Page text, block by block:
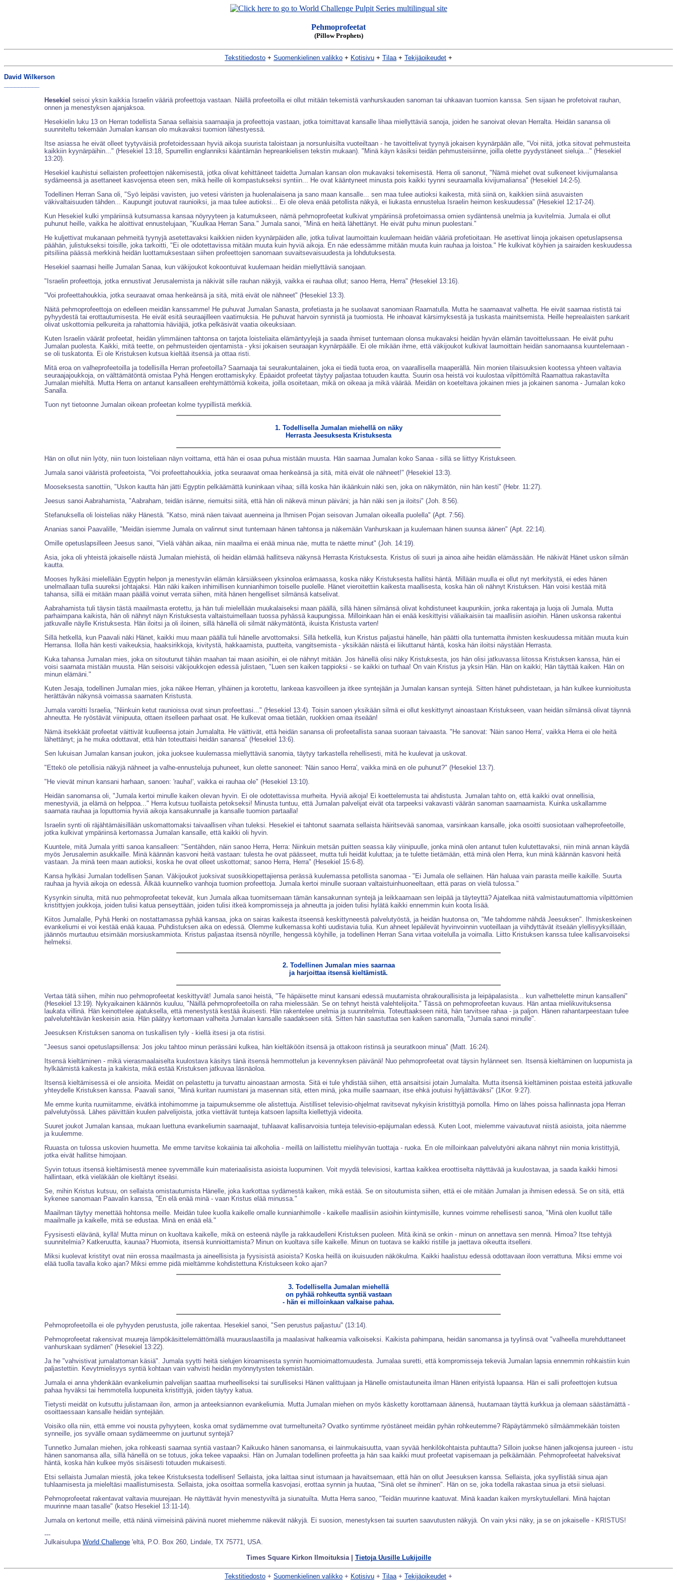
Pehmoprofeetat
(Pillow Prophets)
Tekstitiedosto + Suomenkielinen valikko + Kotisivu + Tilaa+ Tekijäoikeudet +
David Wilkerson
Hesekiel seisoi yksin kaikkia Israelin vääriä profeettoja vastaan. Näillä profeetoilla ei ollut mitään tekemistä vanhurskauden sanoman tai uhkaavan tuomion kanssa. Sen sijaan he profetoivat rauhan,
onnen ja menestyksen ajanjaksoa.
Hesekielin luku 13 on Herran todellista Sanaa sellaisia saarnaajia ja profeettoja vastaan, jotka toimittavat kansalle lihaa miellyttäviä sanoja, joiden he sanoivat olevan Herralta. Heidän sanansa oli
suunniteltu tekemään Jumalan kansan olo mukavaksi tuomion lähestyessä.
Itse asiassa he eivät olleet tyytyväisiä profetoidessaan hyviä aikoja suurista taloistaan ja norsunluisilta vuoteiltaan - he tavoittelivat tyynyä jokaisen kyynärpään alle, "Voi niitä, jotka sitovat pehmusteita
kaikkiin kyynärpäihin..." (Hesekiel 13:18, Spurrellin englanniksi kääntämän hepreankielisen tekstin mukaan). "Minä käyn käsiksi teidän pehmusteisiinne, joilla olette pyydystäneet sieluja..." (Hesekiel
13:20).
Hesekiel kauhistui sellaisten profeettojen näkemisestä, jotka olivat kehittäneet taidetta Jumalan kansan olon mukavaksi tekemisestä. Herra oli sanonut, "Nämä miehet ovat sulkeneet kivijumalansa
sydämeensä ja asettaneet kasvojensa eteen sen, mikä heille oli kompastukseksi syntiin... He ovat kääntyneet minusta pois kaikki tyynni seuraamalla kivijumaliansa" (Hesekiel 14:2-5).
Todellinen Herran Sana oli, "Syö leipäsi vavisten, juo vetesi väristen ja huolenalaisena ja sano maan kansalle... sen maa tulee autioksi kaikesta, mitä siinä on, kaikkien siinä asuvaisten
väkivaltaisuuden tähden... Kaupungit joutuvat raunioiksi, ja maa tulee autioksi... Ei ole oleva enää petollista näkyä, ei liukasta ennustelua Israelin heimon keskuudessa" (Hesekiel 12:17-24).
Kun Hesekiel kulki ympäriinsä kutsumassa kansaa nöyryyteen ja katumukseen, nämä pehmoprofeetat kulkivat ympäriinsä profetoimassa omien sydäntensä unelmia ja kuvitelmia. Jumala ei ollut
puhunut heille, vaikka he aloittivat ennustelujaan, "Kuulkaa Herran Sana." Jumala sanoi, "Minä en heitä lähettänyt. He eivät puhu minun puolestani."
He kuljettivat mukanaan pehmeitä tyynyjä asetettavaksi kaikkien niiden kyynärpäiden alle, jotka tulivat laumoittain kuulemaan heidän vääriä profetioitaan. He asettivat liinoja jokaisen opetuslapsensa
päähän, julistukseksi toisille, joka tarkoitti, "Ei ole odotettavissa mitään muuta kuin hyviä aikoja. En näe edessämme mitään muuta kuin rauhaa ja loistoa." He kulkivat köyhien ja sairaiden keskuudessa
pitsiliina päässä merkkinä heidän luottamuksestaan siihen profeettojen sanomaan suvaitsevaisuudesta ja lohdutuksesta.
Hesekiel saarnasi heille Jumalan Sanaa, kun väkijoukot kokoontuivat kuulemaan heidän miellyttäviä sanojaan.
"Israelin profeettoja, jotka ennustivat Jerusalemista ja näkivät sille rauhan näkyjä, vaikka ei rauhaa ollut; sanoo Herra, Herra" (Hesekiel 13:16).
"Voi profeettahoukkia, jotka seuraavat omaa henkeänsä ja sitä, mitä eivät ole nähneet" (Hesekiel 13:3).
Näitä pehmoprofeettoja on edelleen meidän kanssamme! He puhuvat Jumalan Sanasta, profetiasta ja he suolaavat sanomiaan Raamatulla. Mutta he saarnaavat valhetta. He eivät saarnaa rististä tai
pyhyydestä tai erottautumisesta. He eivät esitä seuraajilleen vaatimuksia. He puhuvat harvoin synnistä ja tuomiosta. He inhoavat kärsimyksestä ja tuskasta mainitsemista. Heille heprealaisten sankarit
olivat uskottomia pelkureita ja rahattomia häviäjiä, jotka pelkäsivät vaatia oikeuksiaan.
Kuten Israelin väärät profeetat, heidän ylimmäinen tahtonsa on tarjota loisteliaita elämäntyylejä ja saada ihmiset tuntemaan olonsa mukavaksi heidän hyvän elämän tavoittelussaan. He eivät puhu
Jumalan puolesta. Kaikki, mitä teette, on pehmusteiden ojentamista - yksi jokaisen seuraajan kyynärpäälle. Ei ole mikään ihme, että väkijoukot kulkivat laumoittain heidän sanomaansa kuuntelemaan -
se oli tuskatonta. Ei ole Kristuksen kutsua kieltää itsensä ja ottaa risti.
Mitä eroa on valheprofeetoilla ja todellisilla Herran profeetoilla? Saarnaaja tai seurakuntalainen, joka ei tiedä tuota eroa, on vaarallisella maaperällä. Niin monien tilaisuuksien kootessa yhteen valtavia
seuraajajoukkoja, on välttämätöntä omistaa Pyhä Hengen erottamiskyky. Epäaidot profeetat täytyy paljastaa totuuden kautta. Suurin osa heistä voi kuulostaa vilpittömiltä Raamattua rakastavilta
Jumalan miehiltä. Mutta Herra on antanut kansalleen erehtymättömiä kokeita, joilla osoitetaan, mikä on oikeaa ja mikä väärää. Meidän on koeteltava jokainen mies ja jokainen sanoma - Jumalan koko
Sanalla.
Tuon nyt tietoonne Jumalan oikean profeetan kolme tyypillistä merkkiä.
1. Todellisella Jumalan miehellä on näky
Herrasta Jeesuksesta Kristuksesta
Hän on ollut niin lyöty, niin tuon loisteliaan näyn voittama, että hän ei osaa puhua mistään muusta. Hän saarnaa Jumalan koko Sanaa - sillä se liittyy Kristukseen.
Jumala sanoi vääristä profeetoista, "Voi profeettahoukkia, jotka seuraavat omaa henkeänsä ja sitä, mitä eivät ole nähneet!" (Hesekiel 13:3).
Mooseksesta sanottiin, "Uskon kautta hän jätti Egyptin pelkäämättä kuninkaan vihaa; sillä koska hän ikäänkuin näki sen, joka on näkymätön, niin hän kesti" (Hebr. 11:27).
Jeesus sanoi Aabrahamista, "Aabraham, teidän isänne, riemuitsi siitä, että hän oli näkevä minun päiväni; ja hän näki sen ja iloitsi" (Joh. 8:56).
Stefanuksella oli loistelias näky Hänestä. "Katso, minä näen taivaat auenneina ja Ihmisen Pojan seisovan Jumalan oikealla puolella" (Apt. 7:56).
Ananias sanoi Paavalille, "Meidän isiemme Jumala on valinnut sinut tuntemaan hänen tahtonsa ja näkemään Vanhurskaan ja kuulemaan hänen suunsa äänen" (Apt. 22:14).
Omille opetuslapsilleen Jeesus sanoi, "Vielä vähän aikaa, niin maailma ei enää minua näe, mutta te näette minut" (Joh. 14:19).
Asia, joka oli yhteistä jokaiselle näistä Jumalan miehistä, oli heidän elämää hallitseva näkynsä Herrasta Kristuksesta. Kristus oli suuri ja ainoa aihe heidän elämässään. He näkivät Hänet uskon silmän
kautta.
Mooses hylkäsi mielellään Egyptin helpon ja menestyvän elämän kärsiäkseen yksinoloa erämaassa, koska näky Kristuksesta hallitsi häntä. Millään muulla ei ollut nyt merkitystä, ei edes hänen
unelmallaan tulla suureksi johtajaksi. Hän näki kaiken inhimillisen kunnianhimon toiselle puolelle. Hänet vieroitettiin kaikesta maallisesta, koska hän oli nähnyt Kristuksen. Hän voisi kestää mitä
tahansa, sillä ei mitään maan päällä voinut verrata siihen, mitä hänen hengelliset silmänsä katselivat.
Aabrahamista tuli täysin tästä maailmasta erotettu, ja hän tuli mielellään muukalaiseksi maan päällä, sillä hänen silmänsä olivat kohdistuneet kaupunkiin, jonka rakentaja ja luoja oli Jumala. Mutta
parhaimpana kaikista, hän oli nähnyt näyn Kristuksesta valtaistuimellaan tuossa pyhässä kaupungissa. Milloinkaan hän ei enää keskittyisi väliaikaisiin tai maallisiin asioihin. Hänen uskonsa rakentui
jatkuvalle näylle Kristuksesta. Hän iloitsi ja oli iloinen, sillä hänellä oli silmät näkymätöntä, ikuista Kristusta varten!
Sillä hetkellä, kun Paavali näki Hänet, kaikki muu maan päällä tuli hänelle arvottomaksi. Sillä hetkellä, kun Kristus paljastui hänelle, hän päätti olla tuntematta ihmisten keskuudessa mitään muuta kuin
Herransa. Ilolla hän kesti vaikeuksia, haaksirikkoja, kivitystä, hakkaamista, puutteita, vangitsemista - yksikään näistä ei liikuttanut häntä, koska hän iloitsi näystään Herrasta.
Kuka tahansa Jumalan mies, joka on sitoutunut tähän maahan tai maan asioihin, ei ole nähnyt mitään. Jos hänellä olisi näky Kristuksesta, jos hän olisi jatkuvassa liitossa Kristuksen kanssa, hän ei
voisi saarnata mistään muusta. Hän seisoisi väkijoukkojen edessä julistaen, "Luen sen kaiken tappioksi - se kaikki on turhaa! On vain Kristus ja yksin Hän. Hän on kaikki; Hän täyttää kaiken. Hän on
minun elämäni."
Kuten Jesaja, todellinen Jumalan mies, joka näkee Herran, ylhäinen ja korotettu, lankeaa kasvoilleen ja itkee syntejään ja Jumalan kansan syntejä. Sitten hänet puhdistetaan, ja hän kulkee kunnioitusta
herättävän näkynsä voimassa saarnaten Kristusta.
Jumala varoitti Israelia, "Niinkuin ketut raunioissa ovat sinun profeettasi..." (Hesekiel 13:4). Toisin sanoen yksikään silmä ei ollut keskittynyt ainoastaan Kristukseen, vaan heidän silmänsä olivat täynnä
ahneutta. He ryöstävät viinipuuta, ottaen itselleen parhaat osat. He kulkevat omaa tietään, ruokkien omaa itseään!
Nämä itsekkäät profeetat väittivät kuulleensa jotain Jumalalta. He väittivät, että heidän sanansa oli profeetallista sanaa suoraan taivaasta. "He sanovat: 'Näin sanoo Herra', vaikka Herra ei ole heitä
lähettänyt; ja he muka odottavat, että hän toteuttaisi heidän sanansa" (Hesekiel 13:6).
Sen lukuisan Jumalan kansan joukon, joka juoksee kuulemassa miellyttäviä sanomia, täytyy tarkastella rehellisesti, mitä he kuulevat ja uskovat.
"Ettekö ole petollisia näkyjä nähneet ja valhe-ennusteluja puhuneet, kun olette sanoneet: 'Näin sanoo Herra', vaikka minä en ole puhunut?" (Hesekiel 13:7).
"He vievät minun kansani harhaan, sanoen: 'rauha!', vaikka ei rauhaa ole" (Hesekiel 13:10).
Heidän sanomansa oli, "Jumala kertoi minulle kaiken olevan hyvin. Ei ole odotettavissa murheita. Hyviä aikoja! Ei koettelemusta tai ahdistusta. Jumalan tahto on, että kaikki ovat onnellisia,
menestyviä, ja elämä on helppoa..." Herra kutsuu tuollaista petokseksi! Minusta tuntuu, että Jumalan palvelijat eivät ota tarpeeksi vakavasti väärän sanoman saarnaamista. Kuinka uskallamme
saarnata rauhaa ja loputtomia hyviä aikoja kansakunnalle ja kansalle tuomion partaalla!
Israelin synti oli räjähtämäisillään uskomattomaksi taivaallisen vihan tuleksi. Hesekiel ei tahtonut saarnata sellaista häiritsevää sanomaa, varsinkaan kansalle, joka osoitti suosiotaan valheprofeetoille,
jotka kulkivat ympäriinsä kertomassa Jumalan kansalle, että kaikki oli hyvin.
Kuuntele, mitä Jumala yritti sanoa kansalleen: "Sentähden, näin sanoo Herra, Herra: Niinkuin metsän puitten seassa käy viinipuulle, jonka minä olen antanut tulen kulutettavaksi, niin minä annan käydä
myös Jerusalemin asukkaille. Minä käännän kasvoni heitä vastaan: tulesta he ovat päässeet, mutta tuli heidät kuluttaa; ja te tulette tietämään, että minä olen Herra, kun minä käännän kasvoni heitä
vastaan. Ja minä teen maan autioksi, koska he ovat olleet uskottomat; sanoo Herra, Herra" (Hesekiel 15:6-8).
Kansa hylkäsi Jumalan todellisen Sanan. Väkijoukot juoksivat suosikkiopettajiensa perässä kuulemassa petollista sanomaa - "Ei Jumala ole sellainen. Hän haluaa vain parasta meille kaikille. Suurta
rauhaa ja hyviä aikoja on edessä. Älkää kuunnelko vanhoja tuomion profeettoja. Jumala kertoi minulle suoraan valtaistuinhuoneeltaan, että paras on vielä tulossa."
Kysynkin sinulta, mitä nuo pehmoprofeetat tekevät, kun Jumala alkaa tuomitsemaan tämän kansakunnan syntejä ja leikkaamaan sen leipää ja täyteyttä? Ajatelkaa niitä valmistautumattomia vilpittömien
kristittyjen joukkoja, joiden tulisi katua penseyttään, joiden tulisi itkeä kompromisseja ja ahneutta ja joiden tulisi hylätä kaikki ennemmin kuin koota lisää.
Kiitos Jumalalle, Pyhä Henki on nostattamassa pyhää kansaa, joka on sairas kaikesta itseensä keskittyneestä palvelutyöstä, ja heidän huutonsa on, "Me tahdomme nähdä Jeesuksen". Ihmiskeskeinen
evankeliumi ei voi kestää enää kauaa. Puhdistuksen aika on edessä. Olemme kulkemassa kohti uudistavia tulia. Kun ahneet lepäilevät hyvinvoinnin vuoteillaan ja viihdyttävät itseään ylellisyyksillään,
jäännös murtautuu etsimään morsiuskammiota. Kristus paljastaa itsensä nöyrille, hengessä köyhille, ja todellinen Herran Sana virtaa voitelulla ja voimalla. Liitto Kristuksen kanssa tulee kallisarvoiseksi
helmeksi.
2. Todellinen Jumalan mies saarnaa
ja harjoittaa itsensä kieltämistä.
Vertaa tätä siihen, mihin nuo pehmoprofeetat keskittyvät! Jumala sanoi heistä, "Te häpäisette minut kansani edessä muutamista ohrakourallisista ja leipäpalasista... kun valhettelette minun kansalleni"
(Hesekiel 13:19). Nykyaikainen käännös kuuluu, "Näillä pehmoprofeetoilla on raha mielessään. Se on tehnyt heistä valehtelijoita." Tässä on pehmoprofeetan kuvaus. Hän antaa mielikuvituksensa
laukata villinä. Hän keinottelee ajatuksella, että menestystä kestää ikuisesti. Hän rakentelee unelmia ja suunnitelmia. Toteuttaakseen niitä, hän tarvitsee rahaa - ja paljon. Hänen rahantarpeestaan tulee
palvelutehtävän keskeisin asia. Hän päätyy kertomaan valheita Jumalan kansalle saadakseen sitä. Sitten hän saastuttaa sen kaiken sanomalla, "Jumala sanoi minulle".
Jeesuksen Kristuksen sanoma on tuskallisen tyly - kiellä itsesi ja ota ristisi.
"Jeesus sanoi opetuslapsillensa: Jos joku tahtoo minun perässäni kulkea, hän kieltäköön itsensä ja ottakoon ristinsä ja seuratkoon minua" (Matt. 16:24).
Itsensä kieltäminen - mikä vierasmaalaiselta kuulostava käsitys tänä itsensä hemmottelun ja kevennyksen päivänä! Nuo pehmoprofeetat ovat täysin hylänneet sen. Itsensä kieltäminen on luopumista ja
hylkäämistä kaikesta ja kaikista, mikä estää Kristuksen jatkuvaa läsnäoloa.
Itsensä kieltämisessä ei ole ansioita. Meidät on pelastettu ja turvattu ainoastaan armosta. Sitä ei tule yhdistää siihen, että ansaitsisi jotain Jumalalta. Mutta itsensä kieltäminen poistaa esteitä jatkuvalle
yhteydelle Kristuksen kanssa. Paavali sanoi, "Minä kuritan ruumistani ja masennan sitä, etten minä, joka muille saarnaan, itse ehkä joutuisi hyljättäväksi" (1Kor. 9:27).
Me emme kurita ruumiitamme, eivätkä intohimomme ja taipumuksemme ole alistettuja. Aistilliset televisio-ohjelmat ravitsevat nykyisin kristittyjä pornolla. Himo on lähes poissa hallinnasta jopa Herran
palvelutyössä. Lähes päivittäin kuulen palvelijoista, jotka viettävät tunteja katsoen lapsilta kiellettyjä videoita.
Suuret joukot Jumalan kansaa, mukaan luettuna evankeliumin saarnaajat, tuhlaavat kallisarvoisia tunteja televisio-epäjumalan edessä. Kuten Loot, mielemme vaivautuvat niistä asioista, joita näemme
ja kuulemme.
Ruuasta on tulossa uskovien huumetta. Me emme tarvitse kokaiinia tai alkoholia - meillä on laillistettu mielihyvän tuottaja - ruoka. En ole milloinkaan palvelutyöni aikana nähnyt niin monia kristittyjä,
jotka eivät hallitse himojaan.
Syvin totuus itsensä kieltämisestä menee syvemmälle kuin materiaalisista asioista luopuminen. Voit myydä televisiosi, karttaa kaikkea eroottiselta näyttävää ja kuulostavaa, ja saada kaikki himosi
hallintaan, etkä vieläkään ole kieltänyt itseäsi.
Se, mihin Kristus kutsuu, on sellaista omistautumista Hänelle, joka karkottaa sydämestä kaiken, mikä estää. Se on sitoutumista siihen, että ei ole mitään Jumalan ja ihmisen edessä. Se on sitä, että
kykenee sanomaan Paavalin kanssa, "En elä enää minä - vaan Kristus elää minussa."
Maailman täytyy menettää hohtonsa meille. Meidän tulee kuolla kaikelle omalle kunnianhimolle - kaikelle maallisiin asioihin kiintymisille, kunnes voimme rehellisesti sanoa, "Minä olen kuollut tälle
maailmalle ja kaikelle, mitä se edustaa. Minä en enää elä."
Fyysisesti elävänä, kyllä! Mutta minun on kuoltava kaikelle, mikä on esteenä näylle ja rakkaudelleni Kristuksen puoleen. Mitä ikinä se onkin - minun on annettava sen mennä. Himoa? Itse tehtyjä
suunnitelmia? Katkeruutta, kaunaa? Huomiota, itsensä kunnioittamista? Minun on kuoltava sille kaikelle. Minun on tuotava se kaikki ristille ja jaettava oikeutta itselleni.
Miksi kuolevat kristityt ovat niin erossa maailmasta ja aineellisista ja fyysisistä asioista? Koska heillä on ikuisuuden näkökulma. Kaikki haalistuu edessä odottavaan iloon verrattuna. Miksi emme voi
elää tuolla tavalla koko ajan? Miksi emme pidä mieltämme kohdistettuna Kristukseen koko ajan?
3. Todellisella Jumalan miehellä
on pyhää rohkeutta syntiä vastaan
- hän ei milloinkaan valkaise pahaa.
Pehmoprofeetoilla ei ole pyhyyden perustusta, jolle rakentaa. Hesekiel sanoi, "Sen perustus paljastuu" (13:14).
Pehmoprofeetat rakensivat muureja lämpökäsittelemättömällä muurauslaastilla ja maalasivat halkeamia valkoiseksi. Kaikista pahimpana, heidän sanomansa ja tyylinsä ovat "valheella murehduttaneet
vanhurskaan sydämen" (Hesekiel 13:22).
Ja he "vahvistivat jumalattoman käsiä". Jumala syytti heitä sielujen kiroamisesta synnin huomioimattomuudesta. Jumalaa suretti, että kompromisseja tekeviä Jumalan lapsia ennemmin rohkaistiin kuin
paljastettiin. Kevytmielisyys syntiä kohtaan vain vahvisti heidän myönnytysten tekemistään.
Jumala ei anna yhdenkään evankeliumin palvelijan saattaa murheelliseksi tai surulliseksi Hänen valittujaan ja Hänelle omistautuneita ilman Hänen erityistä lupaansa. Hän ei salli profeettojen kutsua
pahaa hyväksi tai hemmotella luopuneita kristittyjä, joiden täytyy katua.
Tietysti meidät on kutsuttu julistamaan ilon, armon ja anteeksiannon evankeliumia. Mutta Jumalan miehen on myös käsketty korottamaan äänensä, huutamaan täyttä kurkkua ja olemaan säästämättä -
osoittaessaan kansalle heidän syntejään.
Voisiko olla niin, että emme voi nousta pyhyyteen, koska omat sydämemme ovat turmeltuneita? Ovatko syntimme ryöstäneet meidän pyhän rohkeutemme? Räpäytämmekö silmäämmekään toisten
synneille, jos syvälle omaan sydämeemme on juurtunut syntejä?
Tunnetko Jumalan miehen, joka rohkeasti saarnaa syntiä vastaan? Kaikuuko hänen sanomansa, ei lainmukaisuutta, vaan syvää henkilökohtaista puhtautta? Silloin juokse hänen jalkojensa juureen - istu
hänen sanomansa alla, sillä hänellä on se totuus, joka tekee vapaaksi. Hän on Jumalan todellinen profeetta ja hän saa kaikki muut profeetat vapisemaan ja pelkäämään. Pehmoprofeetat halveksivat
häntä, koska hän kulkee myös sisäisesti totuuden mukaisesti.
Etsi sellaista Jumalan miestä, joka tekee Kristuksesta todellisen! Sellaista, joka laittaa sinut istumaan ja havaitsemaan, että hän on ollut Jeesuksen kanssa. Sellaista, joka syyllistää sinua ajan
tuhlaamisesta ja mieleltäsi maallistumisesta. Sellaista, joka osoittaa sormella kasvojasi, erottaa synnin ja huutaa, "Sinä olet se ihminen". Hän on se, joka todella rakastaa sinua ja etsii sieluasi.
Pehmoprofeetat rakentavat valtavia muurejaan. He näyttävät hyvin menestyviltä ja siunatuilta. Mutta Herra sanoo, "Teidän muurinne kaatuvat. Minä kaadan kaiken myrskytuulellani. Minä hajotan
muurinne maan tasalle" (katso Hesekiel 13:11-14).
Jumala on kertonut meille, että näinä viimeisinä päivinä nuoret miehemme näkevät näkyjä. Ei suosion, menestyksen tai suurten saavutusten näkyjä. On vain yksi näky, ja se on jokaiselle - KRISTUS!
---
Julkaisulupa World Challenge 'eltä, P.O. Box 260, Lindale, TX 75771, USA.
Times Square Kirkon Ilmoituksia | Tietoja Uusille Lukijoille
Tekstitiedosto + Suomenkielinen valikko + Kotisivu + Tilaa + Tekijäoikeudet +